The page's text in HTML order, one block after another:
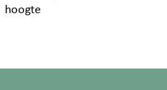
hoogte